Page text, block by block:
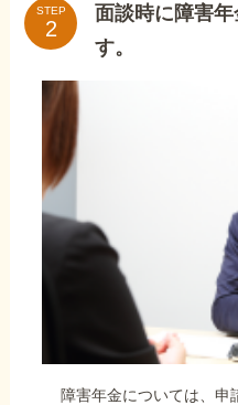
STEP
面談時に障害
す。
障害年金については、申